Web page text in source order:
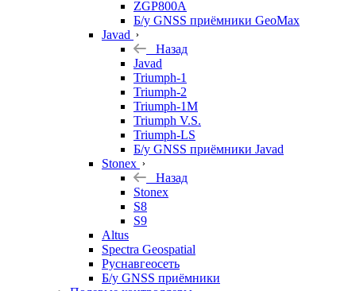
ZGP800A
Б/у GNSS приёмники GeoMax
Javad
Назад
Javad
Triumph-1
Triumph-2
Triumph-1M
Triumph V.S.
Triumph-LS
Б/у GNSS приёмники Javad
Stonex
Назад
Stonex
S8
S9
Altus
Spectra Geospatial
Руснавгеосеть
Б/у GNSS приёмники